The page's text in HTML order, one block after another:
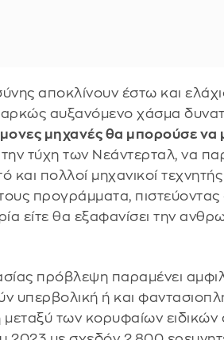
αποκλίνουν έστω και
αυξανόμενο χάσμα
μηχανές θα μπορούσε να
τύχη των Νεάντερταλ, να
και πολλοί μηχανικοί
προγράμματα, πιστεύοντας
είτε θα εξαφανίσει την
πρόβλεψη παραμένει
υπερβολική ή και
μεταξύ των κορυφαίων ειδικών